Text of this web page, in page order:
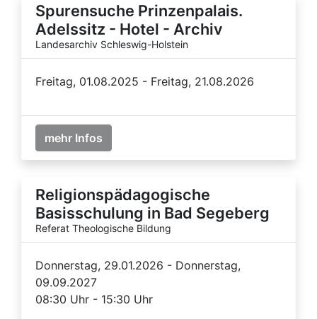
Spurensuche Prinzenpalais.
Adelssitz - Hotel - Archiv
Landesarchiv Schleswig-Holstein
Freitag, 01.08.2025 - Freitag, 21.08.2026
mehr Infos
Religionspädagogische
Basisschulung in Bad Segeberg
Referat Theologische Bildung
Donnerstag, 29.01.2026 - Donnerstag,
09.09.2027
08:30 Uhr - 15:30 Uhr